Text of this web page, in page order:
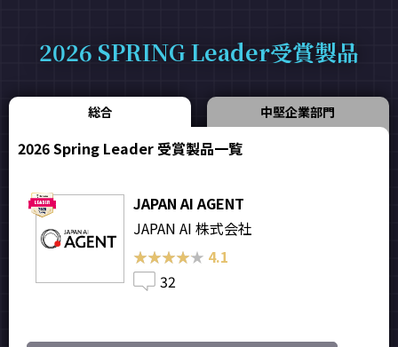
2026 SPRING Leader受賞製品
総合 中堅企業部門
2026 Spring Leader 受賞製品一覧
JAPAN AI AGENT
JAPAN AI 株式会社
★★★★★
★★★★★ 4.1
32